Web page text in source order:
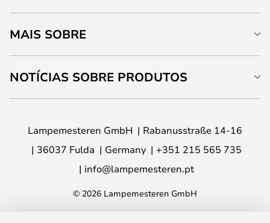
MAIS SOBRE
NOTÍCIAS SOBRE PRODUTOS
Lampemesteren GmbH
Rabanusstraße 14-16
36037 Fulda
Germany
+351 215 565 735
info@lampemesteren.pt
© 2026 Lampemesteren GmbH